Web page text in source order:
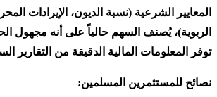
المعايير الشرعية (نسبة الديون، الإيرادات
الربوية)، يُصنف السهم حالياً على أنه مجهول
توفر المعلومات المالية الدقيقة من التقارير
نصائح للمستثمرين المسلمين: